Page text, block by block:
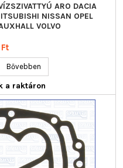
ARO DACIA
NISSAN OPEL
VOLVO
Bővebben
a raktáron